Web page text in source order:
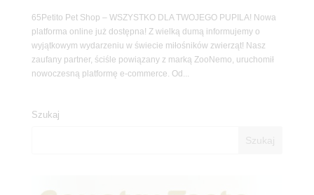
65Petito Pet Shop – WSZYSTKO DLA TWOJEGO PUPILA! Nowa
platforma online już dostępna! Z wielką dumą informujemy o
wyjątkowym wydarzeniu w świecie miłośników zwierząt! Nasz
zaufany partner, ściśle powiązany z marką ZooNemo, uruchomił
nowoczesną platformę e-commerce. Od...
Szukaj